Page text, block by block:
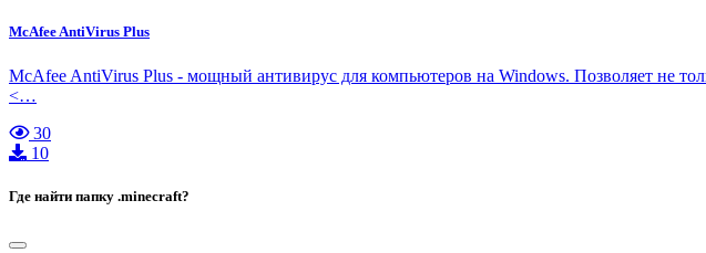
McAfee AntiVirus Plus
McAfee AntiVirus Plus - мощный антивирус для компьютеров на Windows. Позволяет не
<…
30
10
Где найти папку .minecraft?